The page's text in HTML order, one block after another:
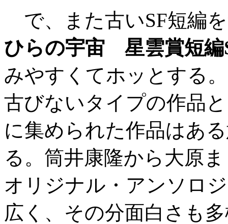
で、また古いSF短編
ひらの宇宙 星雲賞短編
みやすくてホッとする
古びないタイプの作品
に集められた作品はあ
る。筒井康隆から大原
オリジナル・アンソロ
広く、その分面白さも